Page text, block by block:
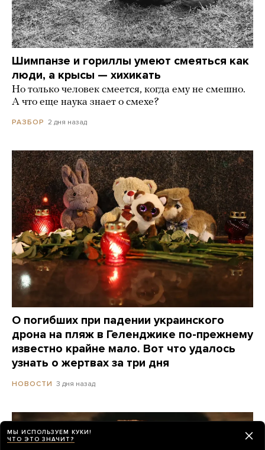
Шимпанзе и гориллы умеют смеяться как
люди, а крысы — хихикать
Но только человек смеется, когда ему не смешно.
А что еще наука знает о смехе?
РАЗБОР 2 дня назад
О погибших при падении украинского
дрона на пляж в Геленджике по-прежнему
известно крайне мало. Вот что удалось
узнать о жертвах за три дня
НОВОСТИ 3 дня назад
МЫ ИСПОЛЬЗУЕМ КУКИ!
ЧТО ЭТО ЗНАЧИТ?